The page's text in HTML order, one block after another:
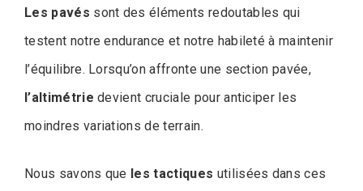
Les pavés sont des éléments redoutables qui
testent notre endurance et notre habileté à maintenir
l’équilibre. Lorsqu’on affronte une section pavée,
l’altimétrie devient cruciale pour anticiper les
moindres variations de terrain.
Nous savons que les tactiques utilisées dans ces